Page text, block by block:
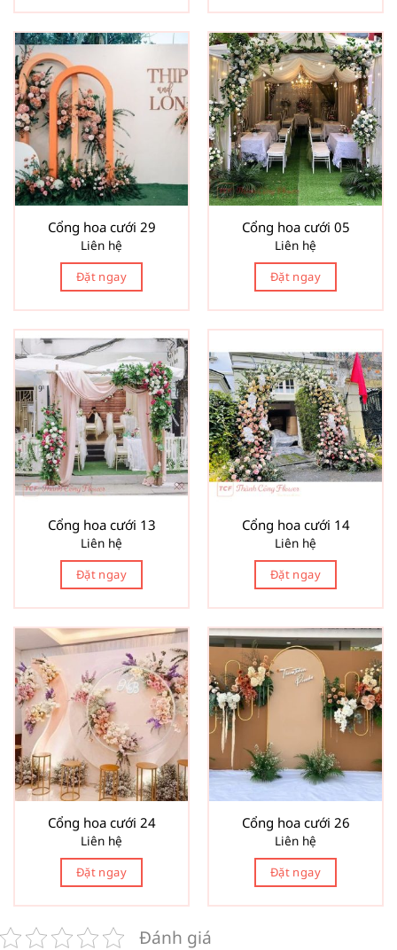
Cổng hoa cưới 29
Liên hệ
Đặt ngay
Cổng hoa cưới 05
Liên hệ
Đặt ngay
Cổng hoa cưới 13
Liên hệ
Đặt ngay
Cổng hoa cưới 14
Liên hệ
Đặt ngay
Cổng hoa cưới 24
Liên hệ
Đặt ngay
Cổng hoa cưới 26
Liên hệ
Đặt ngay
Đánh giá